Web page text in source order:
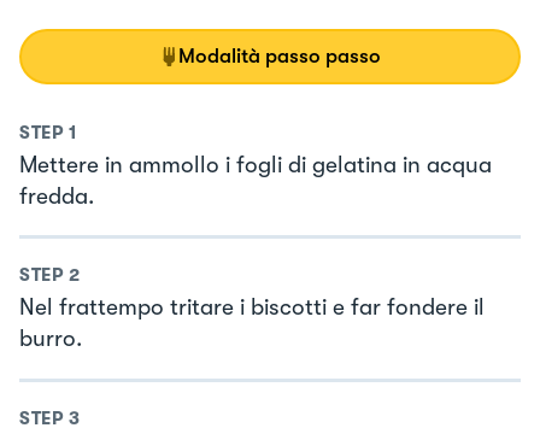
Modalità passo passo
STEP 1
Mettere in ammollo i fogli di gelatina in acqua
fredda.
STEP 2
Nel frattempo tritare i biscotti e far fondere il
burro.
STEP 3